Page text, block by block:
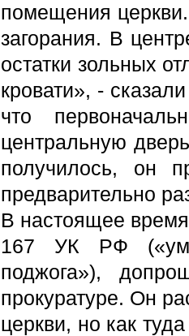
помещения
загорания. В
остатки зольных
кровати», -
что
центральную
получилось, он
предварительно
В настоящее
167 УК РФ
поджога»),
прокуратуре. Он
церкви, но как